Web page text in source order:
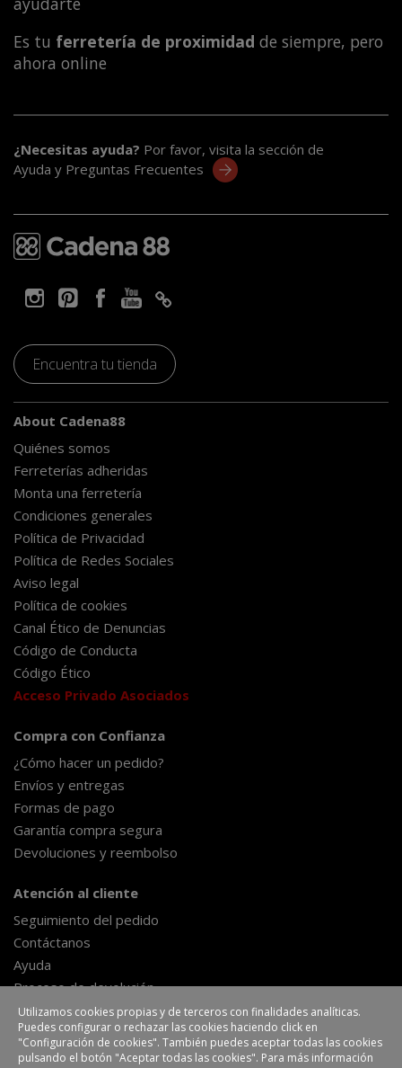
Es tu ferretería de proximidad de siempre, pero
ahora online
¿Necesitas ayuda? Por favor, visita la sección de
Ayuda y Preguntas Frecuentes
Encuentra tu tienda
About Cadena88
Quiénes somos
Ferreterías adheridas
Monta una ferretería
Condiciones generales
Política de Privacidad
Política de Redes Sociales
Aviso legal
Política de cookies
Canal Ético de Denuncias
Código de Conducta
Código Ético
Acceso Privado Asociados
Compra con Confianza
¿Cómo hacer un pedido?
Envíos y entregas
Formas de pago
Garantía compra segura
Devoluciones y reembolso
Atención al cliente
Seguimiento del pedido
Contáctanos
Ayuda
Proceso de devolución
Formulario de desestimiento
Utilizamos cookies propias y de terceros con finalidades analíticas.
Puedes configurar o rechazar las cookies haciendo click en
"Configuración de cookies". También puedes aceptar todas las cookies
pulsando el botón "Aceptar todas las cookies". Para más información